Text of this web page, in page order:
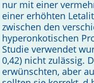
nur mit einer
einer erhöhten
zwischen den
hyperonkotischen
Studie verwendet
0,42) nicht zulässig.
erwünschten, aber